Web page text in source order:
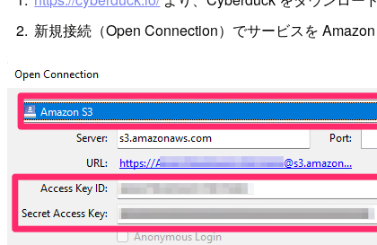
新規接続（Open Connection）でサービスを